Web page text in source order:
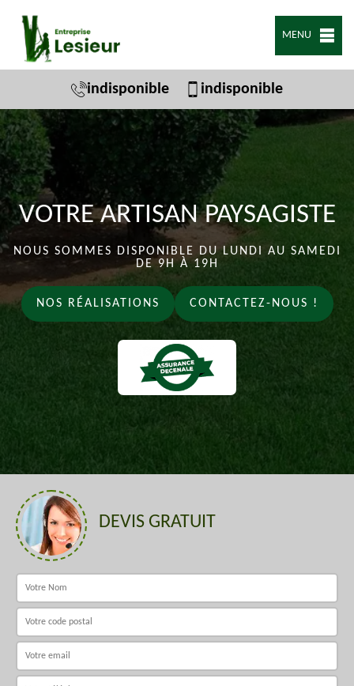
MENU
indisponible indisponible
VOTRE ARTISAN PAYSAGISTE
NOUS SOMMES DISPONIBLE DU LUNDI AU SAMEDI
DE 9H À 19H
NOS RÉALISATIONS CONTACTEZ-NOUS !
DEVIS GRATUIT